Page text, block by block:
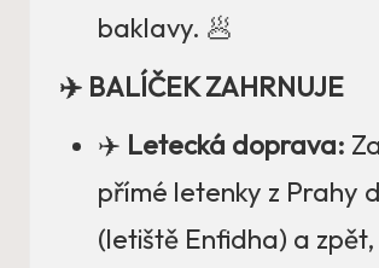
baklavy. 🥟
✈️ BALÍČEK ZAHRNUJE
✈️ Letecká doprava:
přímé letenky z Prahy
(letiště Enfidha) a